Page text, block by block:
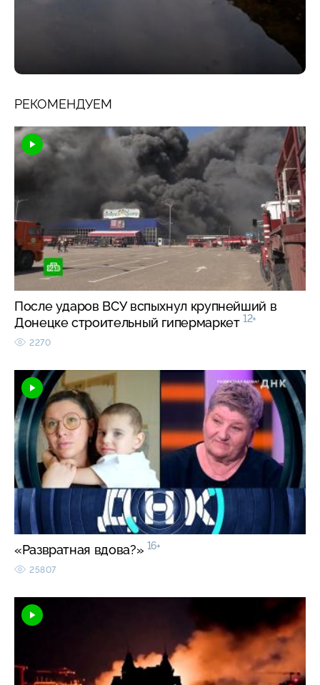
РЕКОМЕНДУЕМ
После ударов ВСУ вспыхнул крупнейший в
Донецке строительный гипермаркет 12+
2270
«Развратная вдова?» 16+
25807